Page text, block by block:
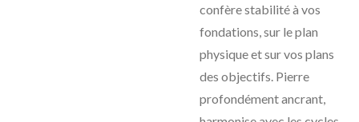
confère stabilité à vos
fondations, sur le plan
physique et sur vos plans
des objectifs. Pierre
profondément ancrant,